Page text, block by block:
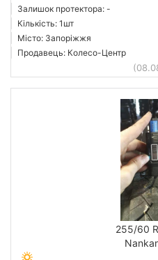
Залишок протектора: -
Кількість: 1шт
Місто: Запоріжжя
Продавець: Колесо-Центр
255/60